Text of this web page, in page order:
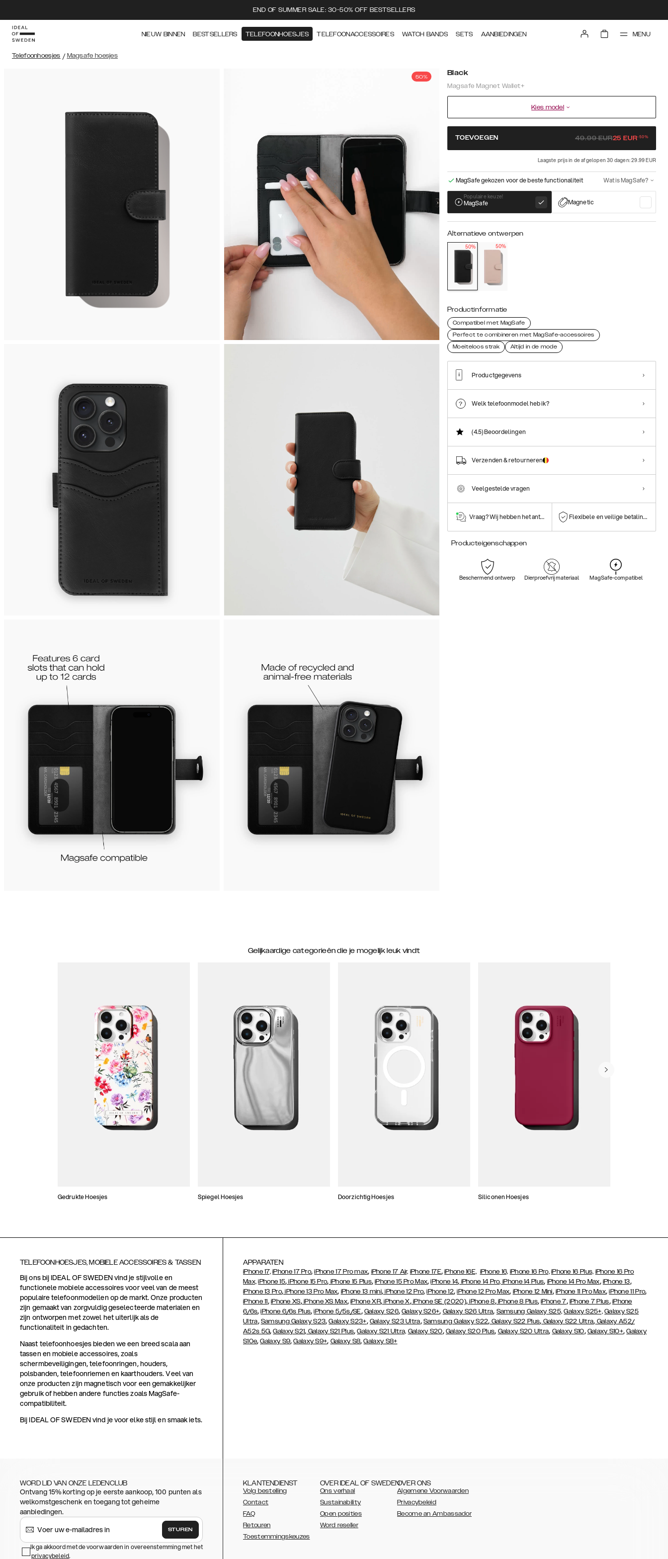
END OF SUMMER SALE: 30-50% OFF BESTSELLERS
NIEUW BINNEN BESTSELLERS TELEFOONHOESJES TELEFOONACCESSOIRES WATCH BANDS SETS AANBIEDINGEN MENU
Telefoonhoesjes / Magsafe hoesjes
50% Black
Magsafe Magnet Wallet+
Kies model
TOEVOEGEN 49.99EUR25 EUR-50%
Laagste prijs in de afgelopen 30 dagen: 29.99 EUR
MagSafe gekozen voor de beste functionaliteit Wat is MagSafe?
Populaire keuze!
MagSafe Magnetic
Alternatieve ontwerpen
50% 50%
Productinformatie
Compatibel met MagSafe
Perfect te combineren met MagSafe-accessoires
Moeiteloos strak
Altijd in de mode
Productgegevens
Welk telefoonmodel heb ik?
(4.5)Beoordelingen
Verzenden & retourneren
Veelgestelde vragen
Vraag? Wij hebben het antwoord! Flexibele en veilige betalingen
Producteigenschappen
Beschermend ontwerp Dierproefvrij materiaal MagSafe-compatibel
Gelijkaardige categorieën die je mogelijk leuk vindt
Gedrukte Hoesjes Spiegel Hoesjes Doorzichtig Hoesjes Siliconen Hoesjes
TELEFOONHOESJES, MOBIELE ACCESSOIRES & TASSEN
Bij ons bij IDEAL OF SWEDEN vind je stijlvolle en
functionele mobiele accessoires voor veel van de meest
populaire telefoonmodellen op de markt. Onze producten
zijn gemaakt van zorgvuldig geselecteerde materialen en
zijn ontworpen met zowel het uiterlijk als de
functionaliteit in gedachten.
Naast telefoonhoesjes bieden we een breed scala aan
tassen en mobiele accessoires, zoals
schermbeveiligingen, telefoonringen, houders,
polsbanden, telefoonriemen en kaarthouders. Veel van
onze producten zijn magnetisch voor een gemakkelijker
gebruik of hebben andere functies zoals MagSafe-
compatibiliteit.
Bij IDEAL OF SWEDEN vind je voor elke stijl en smaak iets.
APPARATEN
iPhone 17, iPhone 17 Pro,iPhone 17 Pro max, iPhone 17 Air, iPhone 17E,iPhone 16E, iPhone 16, iPhone 16 Pro, iPhone 16 Plus, iPhone 16 Pro
Max, iPhone 15, iPhone 15 Pro, iPhone 15 Plus,iPhone 15 Pro Max,iPhone 14, iPhone 14 Pro, iPhone 14 Plus, iPhone 14 Pro Max, iPhone 13,
iPhone 13 Pro, iPhone 13 Pro Max, iPhone 13 mini,iPhone 12 Pro,iPhone 12,iPhone 12 Pro Max, iPhone 12 Mini, iPhone 11 Pro Max,iPhone 11 Pro,
iPhone 11, iPhone XS,iPhone XS Max,iPhone XR,iPhone X,iPhone SE (2020),iPhone 8,iPhone 8 Plus,iPhone 7, iPhone 7 Plus, iPhone
6/6s,iPhone 6/6s Plus,iPhone 5/5s/SE, Galaxy S26,Galaxy S26+, Galaxy S26 Ultra, Samsung Galaxy S25, Galaxy S25+, Galaxy S25
Ultra, Samsung Galaxy S23,Galaxy S23+, Galaxy S23 Ultra, Samsung Galaxy S22, Galaxy S22 Plus, Galaxy S22 Ultra, Galaxy A52/
A52s 5G,Galaxy S21, Galaxy S21 Plus,Galaxy S21 Ultra, Galaxy S20, Galaxy S20 Plus, Galaxy S20 Ultra, Galaxy S10, Galaxy S10+,Galaxy
S10e,Galaxy S9,Galaxy S9+, Galaxy S8,Galaxy S8+
WORD LID VAN ONZE LEDENCLUB
Ontvang 15% korting op je eerste aankoop, 100 punten als
welkomstgeschenk en toegang tot geheime
aanbiedingen.
STUREN
Ik ga akkoord met de voorwaarden in overeenstemming met het
privacybeleid.
KLANTENDIENST
Volg bestelling
Contact
FAQ
Retouren
Toestemmingskeuzes
OVER IDEAL OF SWEDEN
Ons verhaal
Sustainability
Open posities
Word reseller
OVER ONS
Algemene Voorwaarden
Privacybeleid
Become an Ambassador
AUSTRALIA